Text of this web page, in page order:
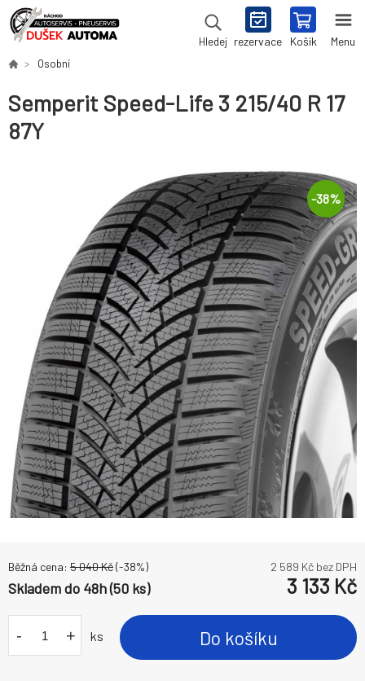
Hledej rezervace Košík Menu
Osobní
Semperit Speed-Life 3 215/40 R 17
87Y
-38%
Běžná cena: 5 040Kč(-38%) 2 589 Kč bez DPH
Skladem do 48h (50 ks) 3 133 Kč
- + ks Do košíku